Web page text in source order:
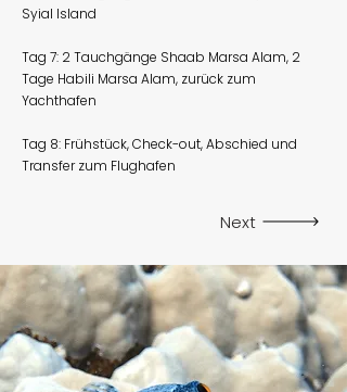
Syial Island
Tag 7: 2 Tauchgänge Shaab Marsa Alam, 2
Tage Habili Marsa Alam, zurück zum
Yachthafen
Tag 8: Frühstück, Check-out, Abschied und
Transfer zum Flughafen
Next